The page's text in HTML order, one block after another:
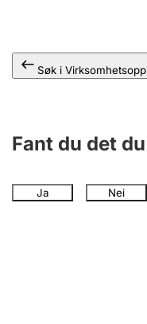
Søk i
Fant du det
Ja Nei